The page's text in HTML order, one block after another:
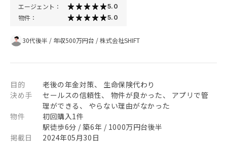
エージェント： 5.0
物件： 5.0
30代後半 / 年収500万円台 /株式会社SHIFT
目的
老後の年金対策、 生命保険代わり
決め手
セールスの信頼性、 物件が良かった、 アプリで管
理ができる、 やらない理由がなかった
物件
初回購入1件
駅徒歩6分 / 築6年 / 1000万円台後半
掲載日
2024年05月30日